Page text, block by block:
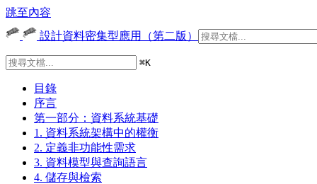
跳至內容
設計資料密集型應用（第二版）
⌘K
目錄
序言
第一部分：資料系統基礎
1. 資料系統架構中的權衡
2. 定義非功能性需求
3. 資料模型與查詢語言
4. 儲存與檢索